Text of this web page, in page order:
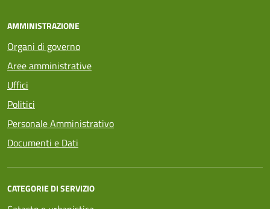
AMMINISTRAZIONE
Organi di governo
Aree amministrative
Uffici
Politici
Personale Amministrativo
Documenti e Dati
CATEGORIE DI SERVIZIO